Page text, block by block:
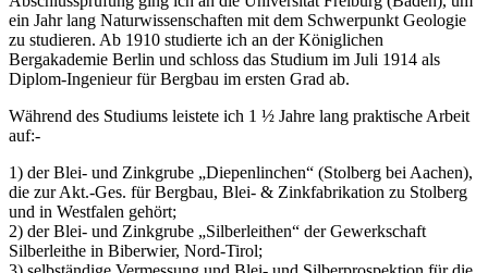
ein Jahr lang Naturwissenschaften mit dem Schwerpunkt Geologie
zu studieren. Ab 1910 studierte ich an der Königlichen
Bergakademie Berlin und schloss das Studium im Juli 1914 als
Diplom-Ingenieur für Bergbau im ersten Grad ab.
Während des Studiums leistete ich 1 ½ Jahre lang praktische Arbeit
auf:-
1) der Blei- und Zinkgrube „Diepenlinchen“ (Stolberg bei Aachen),
die zur Akt.-Ges. für Bergbau, Blei- & Zinkfabrikation zu Stolberg
und in Westfalen gehört;
2) der Blei- und Zinkgrube „Silberleithen“ der Gewerkschaft
Silberleithe in Biberwier, Nord-Tirol;